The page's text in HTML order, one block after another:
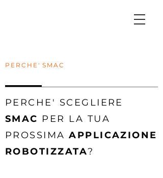
PERCHE' SMAC
PERCHE' SCEGLIERE
SMAC PER LA TUA
PROSSIMAAPPLICAZIONE
ROBOTIZZATA?